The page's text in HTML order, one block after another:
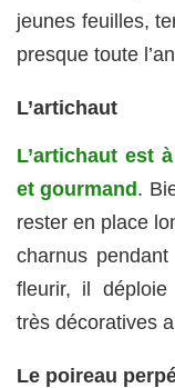
jeunes feuilles,
presque toute
L’artichaut
L’artichaut est
et gourmand.
rester en place
charnus
fleurir, il déploie
très décoratives
Le poireau